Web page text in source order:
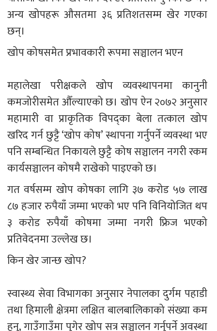
अन्य खोपहरू औसतमा ३६ प्रतिशतसम्म खेर गएका
छन्।
खोप कोषसमेत प्रभावकारी रूपमा सञ्चालन भएन
महालेखा परीक्षकले खोप व्यवस्थापनमा कानुनी
कमजोरीसमेत औँल्याएको छ। खोप ऐन २०७२ अनुसार
महामारी वा प्राकृतिक विपद्का बेला तत्काल खोप
खरिद गर्न छुट्टै ‘खोप कोष’ स्थापना गर्नुपर्ने व्यवस्था भए
पनि सम्बन्धित निकायले छुट्टै कोष सञ्चालन नगरी रकम
कार्यसञ्चालन कोषमै राखेको पाइएको छ।
गत वर्षसम्म खोप कोषका लागि ३७ करोड ५७ लाख
८७ हजार रुपैयाँ जम्मा भएको भए पनि विनियोजित थप
३ करोड रुपैयाँ कोषमा जम्मा नगरी फ्रिज भएको
प्रतिवेदनमा उल्लेख छ।
किन खेर जान्छ खोप?
स्वास्थ्य सेवा विभागका अनुसार नेपालका दुर्गम पहाडी
तथा हिमाली क्षेत्रमा लक्षित बालबालिकाको संख्या कम
हुनु, गाउँगाउँमा पुगेर खोप सत्र सञ्चालन गर्नुपर्ने अवस्था